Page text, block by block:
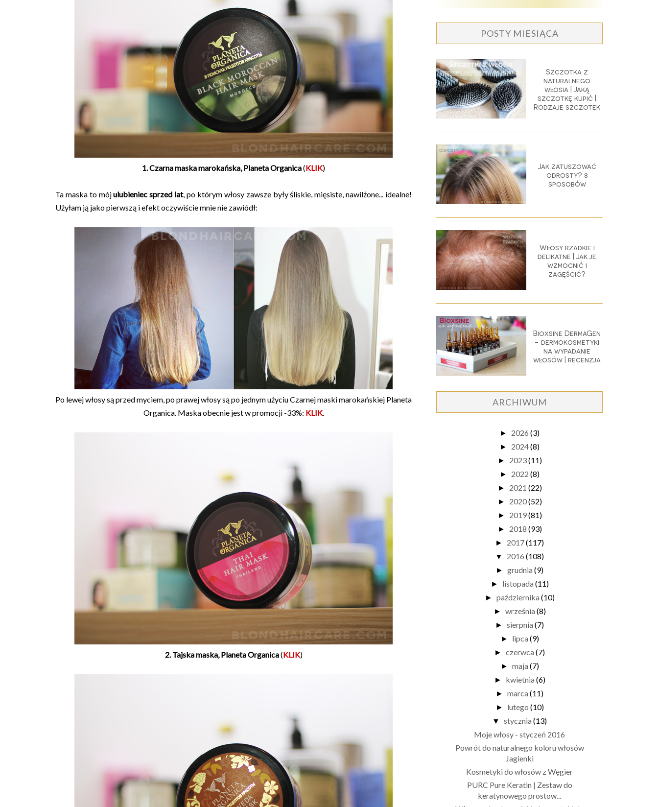
1. Czarna maska marokańska, Planeta Organica(KLIK)
Ta maska to mójulubieniec sprzed lat, po którym włosy zawsze były śliskie, mięsiste, nawilżone... idealne!
Użyłam ją jako pierwszą i efekt oczywiście mnie nie zawiódł:
Po lewej włosy są przed myciem, po prawej włosy są po jednym użyciu Czarnej maski marokańskiej Planeta
Organica. Maska obecnie jest w promocji -33%: KLIK.
2. Tajska maska, Planeta Organica(KLIK)
POSTY MIESIĄCA
Szczotka z
naturalnego
włosia | Jaką
szczotkę kupić |
Rodzaje szczotek
Jak zatuszować
odrosty? 8
sposobów
Włosy rzadkie i
delikatne | Jak je
wzmocnić i
zagęścić?
Bioxsine DermaGen
- dermokosmetyki
na wypadanie
włosów | recenzja
ARCHIWUM
► 2026 (3)
► 2024(8)
► 2023(11)
► 2022 (8)
► 2021 (22)
► 2020(52)
► 2019(81)
► 2018 (93)
► 2017(117)
▼ 2016 (108)
► grudnia (9)
► listopada (11)
► października (10)
► września (8)
► sierpnia (7)
► lipca (9)
► czerwca (7)
► maja (7)
► kwietnia (6)
► marca (11)
► lutego (10)
▼ stycznia (13)
Moje włosy - styczeń 2016
Powrót do naturalnego koloru włosów
Jagienki
Kosmetyki do włosów z Węgier
PURC Pure Keratin | Zestaw do
keratynowego prostow...